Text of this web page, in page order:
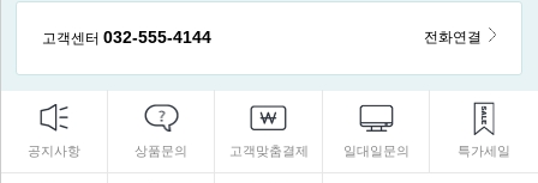
고객센터032-555-4144 전화연결
공지사항 상품문의 고객맞춤결제 일대일문의 특가세일